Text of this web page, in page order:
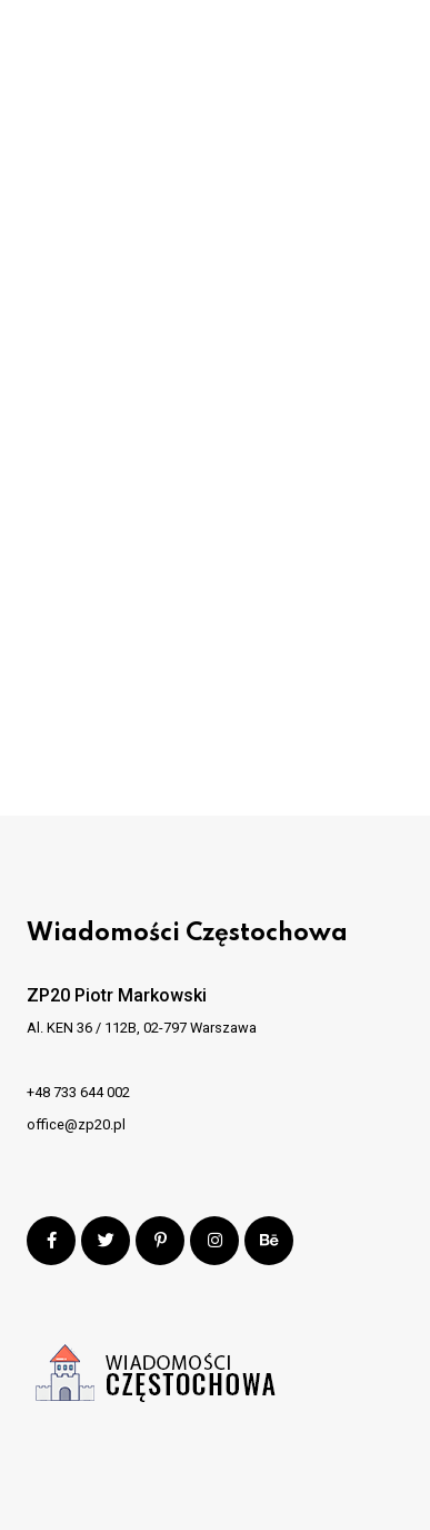
Wiadomości Częstochowa
ZP20 Piotr Markowski
Al. KEN 36 / 112B, 02-797 Warszawa
+48 733 644 002
office@zp20.pl